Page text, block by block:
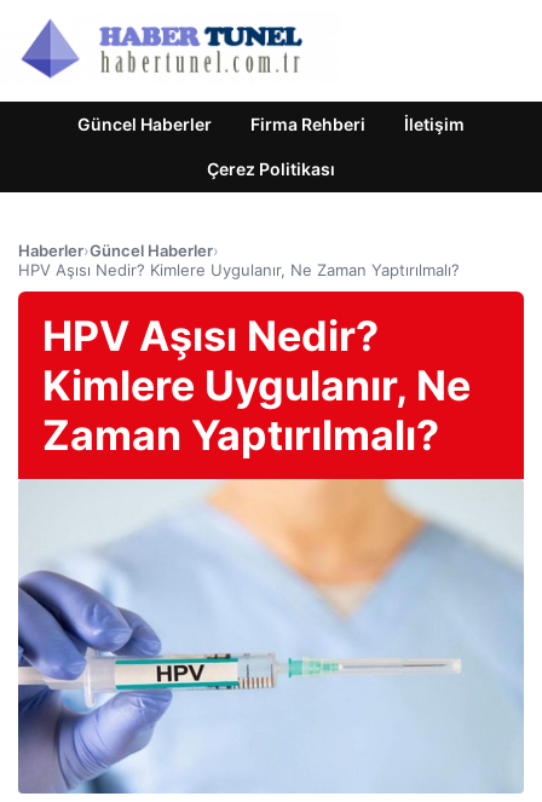
Güncel Haberler Firma Rehberi İletişim
Çerez Politikası
Haberler›Güncel Haberler›
HPV Aşısı Nedir? Kimlere Uygulanır, Ne Zaman Yaptırılmalı?
HPV Aşısı Nedir?
Kimlere Uygulanır, Ne
Zaman Yaptırılmalı?